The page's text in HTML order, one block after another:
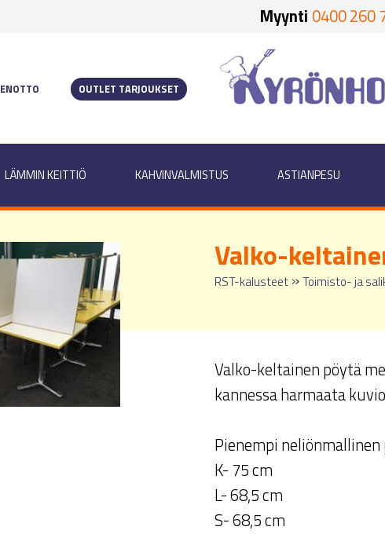
Myynti 0400 260
OUTLET TARJOUKSET
LÄMMIN KEITTIÖ KAHVINVALMISTUS ASTIANPESU
Valko-
RST-kalusteet »Toimisto- ja
Valko-keltainen pöytä
kannessa harmaata
Pienempi neliönmallinen
K- 75 cm
L- 68,5 cm
S- 68,5 cm